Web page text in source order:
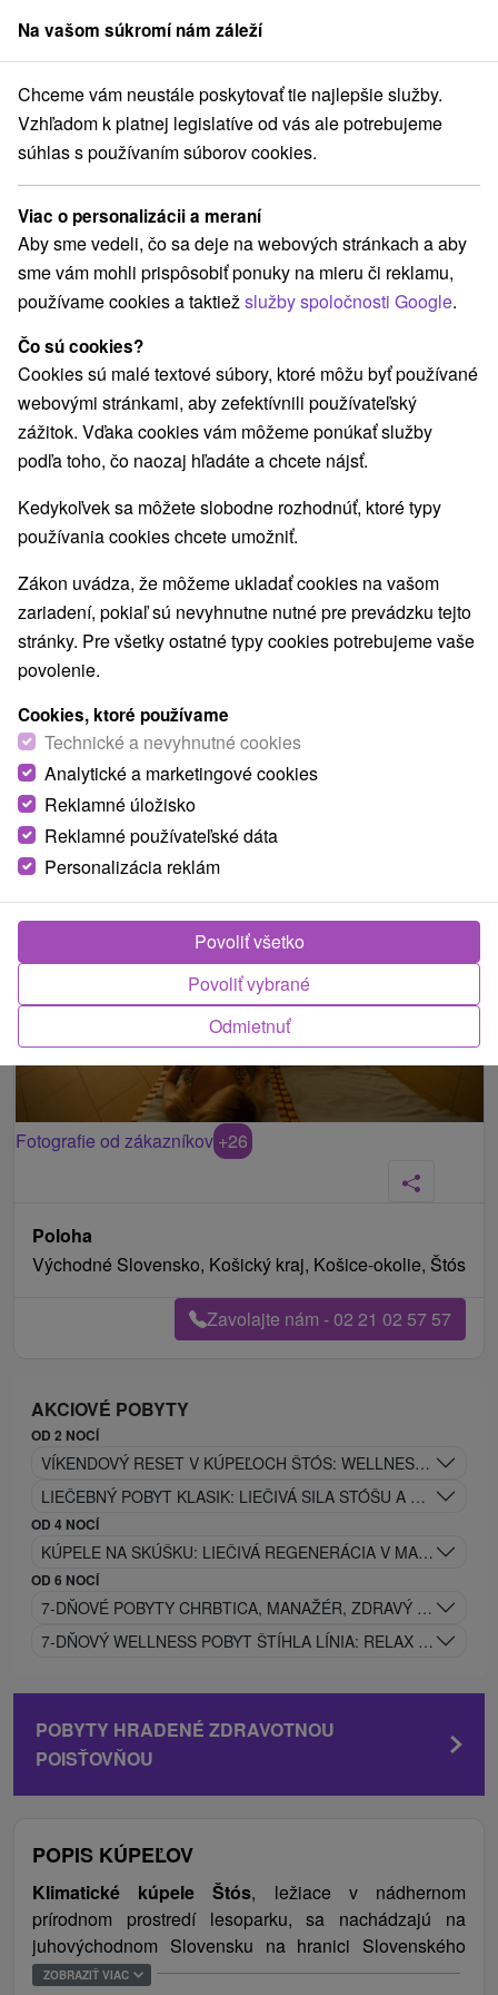
člen skupinySorger
Východné Slovensko Košický kraj Štós Kúpele Štós
Kúpele Štós
Štós
Navigovať do miesta
POBYTY HRADENÉ ZDRAVOTNOU
POISŤOVŇOU
O KÚPEĽOCH AKCIOVÉ POBYTY
UBYTOVANIE
RECENZIE
Fotografie od zákazníkov +26
Poloha
Východné Slovensko, Košický kraj, Košice-okolie, Štós
Zavolajte nám - 02 21 02 57 57
AKCIOVÉ POBYTY
OD 2 NOCÍ
VÍKENDOVÝ RESET V KÚPEĽOCH ŠTÓS: WELLNESS ÚNIK
LIEČEBNÝ POBYT KLASIK: LIEČIVÁ SILA STÓŠU A NÁVRAT K
OD 4 NOCÍ
KÚPELE NA SKÚŠKU: LIEČIVÁ REGENERÁCIA V MALEBNOM
OD 6 NOCÍ
7-DŇOVÉ POBYTY CHRBTICA, MANAŽÉR, ZDRAVÝ HLAS,
7-DŇOVÝ WELLNESS POBYT ŠTÍHLA LÍNIA: RELAX A
POBYTY HRADENÉ ZDRAVOTNOU
POISŤOVŇOU
POPIS KÚPEĽOV
Klimatické kúpele Štós, ležiace v nádhernom
prírodnom prostredí lesoparku, sa nachádzajú na
juhovýchodnom Slovensku na hranici Slovenského
krasu a Spišského Rudohoria. Hlavným zameraním
ZOBRAZIŤ VIAC
Na vašom súkromí nám záleží
Chceme vám neustále poskytovať tie najlepšie služby.
Vzhľadom k platnej legislatíve od vás ale potrebujeme
súhlas s používaním súborov cookies.
Viac o personalizácii a meraní
Aby sme vedeli, čo sa deje na webových stránkach a aby
sme vám mohli prispôsobiť ponuky na mieru či reklamu,
používame cookies a taktiežslužby spoločnosti Google.
Čo sú cookies?
Cookies sú malé textové súbory, ktoré môžu byť používané
webovými stránkami, aby zefektívnili používateľský
zážitok. Vďaka cookies vám môžeme ponúkať služby
podľa toho, čo naozaj hľadáte a chcete nájsť.
Kedykoľvek sa môžete slobodne rozhodnúť, ktoré typy
používania cookies chcete umožniť.
Zákon uvádza, že môžeme ukladať cookies na vašom
zariadení, pokiaľ sú nevyhnutne nutné pre prevádzku tejto
stránky. Pre všetky ostatné typy cookies potrebujeme vaše
povolenie.
Cookies, ktoré používame
Technické a nevyhnutné cookies
Analytické a marketingové cookies
Reklamné úložisko
Reklamné používateľské dáta
Personalizácia reklám
Odmietnuť
Povoliť vybrané
Povoliť všetko